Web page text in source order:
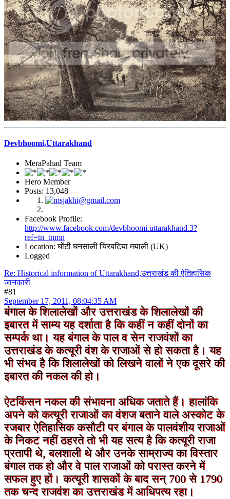
Devbhoomi,Uttarakhand
MeraPahad Team
Hero Member
Posts: 13,048
Facebook Profile:
http://www.facebook.com/devbhoomi.uttarakhand.3?
ref=tn_tnmn
Location: घोंटी घनसाली चिरबटिया मयाली (UK)
Logged
Re: Historical information of Uttarakhand,उत्तराखंड की ऐतिहासिक
जानकारी
#81
September 17, 2011, 08:04:35 AM
बंगाल के शिलालेखों और उत्तराखंड के शिलालेखों की
इबारत में साम्य यह दर्शाता है कि कहीं न कहीं दोनों का
सम्पर्क था। यह बंगाल के पाल व सेन राजवंशों का
उत्तराखंड के कत्यूरी वंश के राजाओं से हो सकता है। यह
भी संभव है कि शिलालेखों को लिखने वालों ने एक दूसरे की
इबारत की नकल की हो।
ऐटकिंसन नकल की संभावना अधिक जताते हैं। हालांकि
अपने को कत्यूरी राजाओं का वंशज बताने वाले अस्कोट के
रजबार ऐतिहासिक कसौटी पर बंगाल के पालवंशीय राजाओं
के निकट नहीं ठहरते तो भी यह सत्य है कि कत्यूरी राजा
प्रतापी थे, बलशाली थे और उनके साम्राज्य का विस्‍तार
बंगाल तक हो और वे पाल राजाओं को परास्त करने में
सफल हुए हों। कत्यूरी शासकों के बाद सन् 700 से 1790
तक चन्द राजवंश का उत्तराखंड में आधिपत्य रहा।